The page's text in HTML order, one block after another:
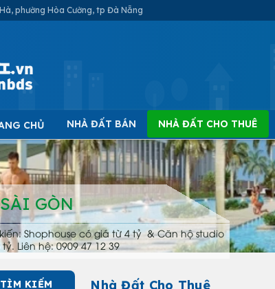
phường Hòa Cường, tp Đà Nẵng
CHỦ NHÀ ĐẤT BÁN NHÀ ĐẤT CHO THUÊ
GÒN
Shophouse có giá từ 4 tỷ & Căn hộ studio
Liên hệ: 0909 47 12 39
KIẾM Nhà Đất Cho Thuê